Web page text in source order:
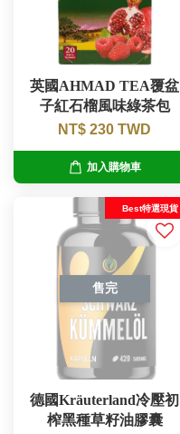
英國AHMAD TEA覆盆
子紅石榴風味綠茶包
NT$ 230 TWD
加入購物車
售完
Best特選現貨
德國Kräuterland冷壓初
榨黑種草籽油膠囊